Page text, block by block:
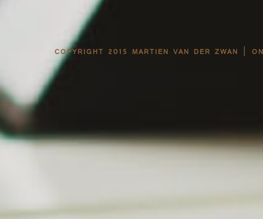
COPYRIGHT 2015 MARTIEN VAN DER ZWAN |